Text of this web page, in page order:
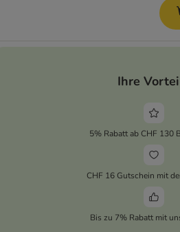
Ihre
5% Rabatt ab CHF 130
CHF 16 Gutschein mit
Bis zu 7% Rabatt mit